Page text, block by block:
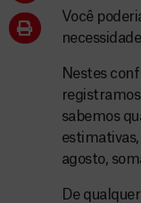
Você
Nestes
sabemos
agosto,
De